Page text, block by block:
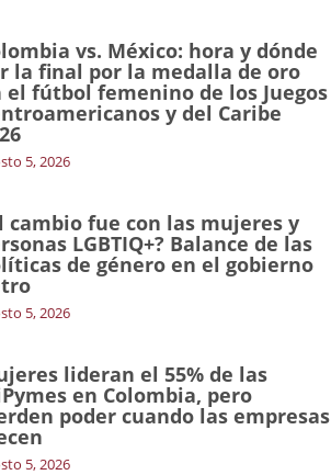
vs. México: hora y dónde
la final por la medalla de oro
el fútbol femenino de los Juegos
y del Caribe
5, 2026
cambio fue con las mujeres y
LGBTIQ+? Balance de las
de género en el gobierno
5, 2026
lideran el 55% de las
en Colombia, pero
poder cuando las empresas
5, 2026